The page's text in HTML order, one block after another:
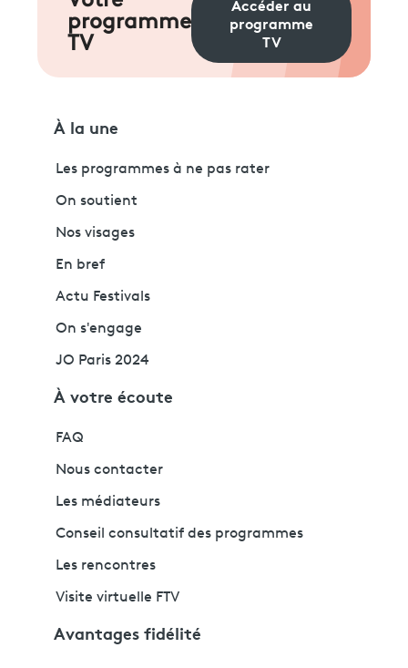
programme
TV
programme
TV
À la une
Les programmes à ne pas rater
On soutient
Nos visages
En bref
Actu Festivals
On s'engage
JO Paris 2024
À votre écoute
FAQ
Nous contacter
Les médiateurs
Conseil consultatif des programmes
Les rencontres
Visite virtuelle FTV
Avantages fidélité